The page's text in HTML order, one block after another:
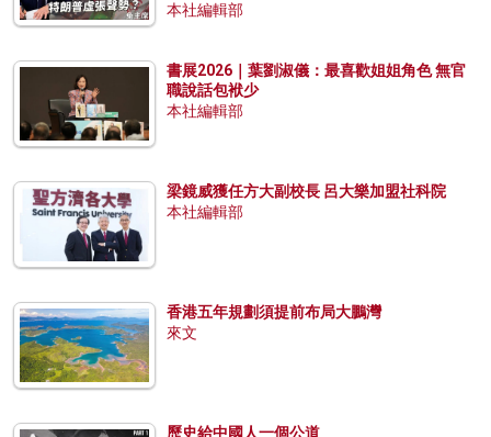
本社編輯部
書展2026｜葉劉淑儀：最喜歡姐姐角色 無官
職說話包袱少
本社編輯部
梁鏡威獲任方大副校長 呂大樂加盟社科院
本社編輯部
香港五年規劃須提前布局大鵬灣
來文
歷史給中國人一個公道